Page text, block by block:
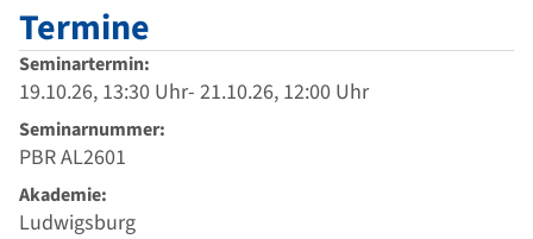
Termine
Seminartermin:
19.10.26, 13:30 Uhr- 21.10.26, 12:00 Uhr
Seminarnummer:
PBR AL2601
Akademie:
Ludwigsburg